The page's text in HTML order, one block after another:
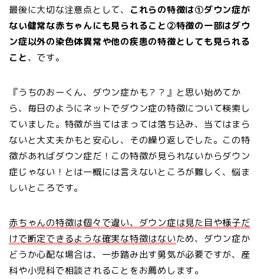
最後に大切な注意点として、
これらの特徴は①ダウン症が
ない健常な赤ちゃんにも見られること②特徴の一部はダウ
ン症以外の染色体異常や他の疾患の特徴としても見られる
こと、です。
『うちのおーくん、ダウン症かも？？』と思い始めてか
ら、毎日のようにネットでダウン症の特徴について検索し
ていました。特徴が当てはまっては落ち込み、当てはまら
ないと大丈夫かもと安心し、その繰り返しでした。この特
徴があればダウン症だ！この特徴が見られないからダウン
症じゃない！とは一概には言えないところが難しく、悩ま
しいところです。
赤ちゃんの特徴は個々で違い、ダウン症は見た目や様子だ
けで断定できるような確実な特徴はないため、ダウン症か
どうか心配な場合は、一歩踏み出す勇気が必要ですが、産
科や小児科で相談されることをお薦めします。